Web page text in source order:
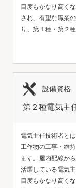
目度もかなり高く
され、有望な職業
り、第１種・第２
設備資格
第２種電気主
電気主任技術者と
工作物の工事・維
ます。屋内配線か
活躍している電気
目度もかなり高く